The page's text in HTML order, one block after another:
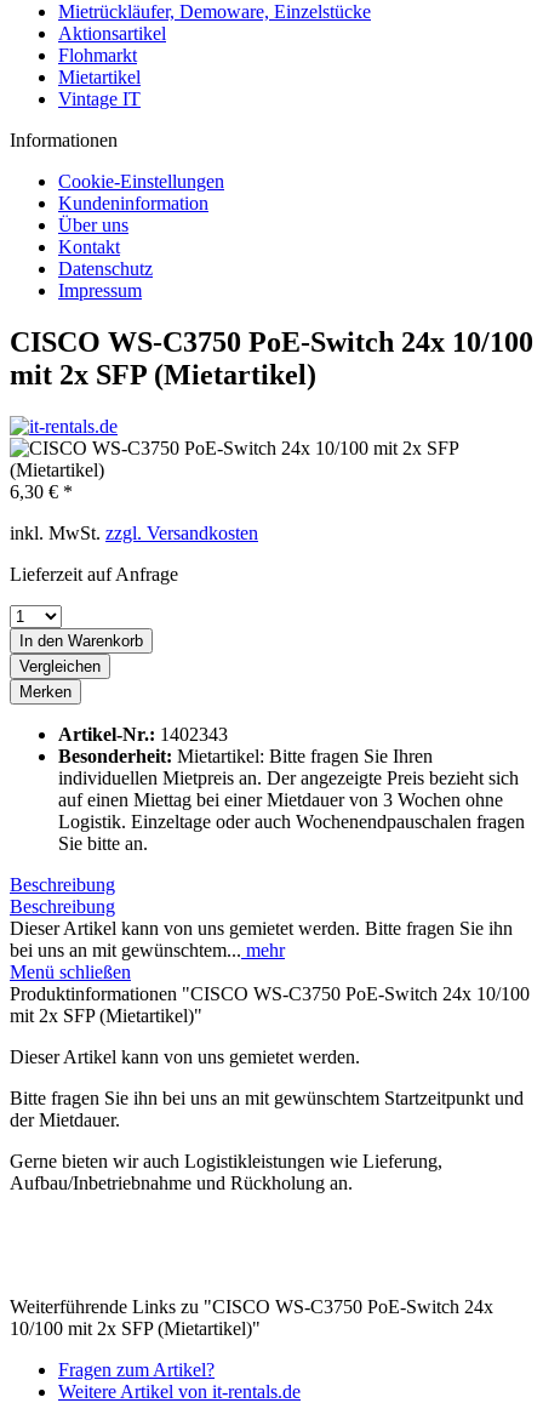
Mietrückläufer, Demoware, Einzelstücke
Aktionsartikel
Flohmarkt
Mietartikel
Vintage IT
Informationen
Cookie-Einstellungen
Kundeninformation
Über uns
Kontakt
Datenschutz
Impressum
CISCO WS-C3750 PoE-Switch 24x 10/100
mit 2x SFP (Mietartikel)
6,30 € *
inkl. MwSt. zzgl. Versandkosten
Lieferzeit auf Anfrage
In den Warenkorb
Vergleichen
Merken
Artikel-Nr.: 1402343
Besonderheit: Mietartikel: Bitte fragen Sie Ihren
individuellen Mietpreis an. Der angezeigte Preis bezieht sich
auf einen Miettag bei einer Mietdauer von 3 Wochen ohne
Logistik. Einzeltage oder auch Wochenendpauschalen fragen
Sie bitte an.
Beschreibung
Beschreibung
Dieser Artikel kann von uns gemietet werden. Bitte fragen Sie ihn
bei uns an mit gewünschtem... mehr
Menü schließen
Produktinformationen "CISCO WS-C3750 PoE-Switch 24x 10/100
mit 2x SFP (Mietartikel)"
Dieser Artikel kann von uns gemietet werden.
Bitte fragen Sie ihn bei uns an mit gewünschtem Startzeitpunkt und
der Mietdauer.
Gerne bieten wir auch Logistikleistungen wie Lieferung,
Aufbau/Inbetriebnahme und Rückholung an.
Weiterführende Links zu "CISCO WS-C3750 PoE-Switch 24x
10/100 mit 2x SFP (Mietartikel)"
Fragen zum Artikel?
Weitere Artikel von it-rentals.de